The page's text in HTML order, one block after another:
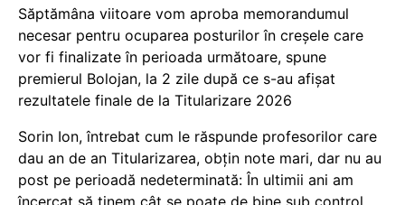
Săptămâna viitoare vom aproba memorandumul
necesar pentru ocuparea posturilor în creșele care
vor fi finalizate în perioada următoare, spune
premierul Bolojan, la 2 zile după ce s-au afișat
rezultatele finale de la Titularizare 2026
Sorin Ion, întrebat cum le răspunde profesorilor care
dau an de an Titularizarea, obțin note mari, dar nu au
post pe perioadă nedeterminată: În ultimii ani am